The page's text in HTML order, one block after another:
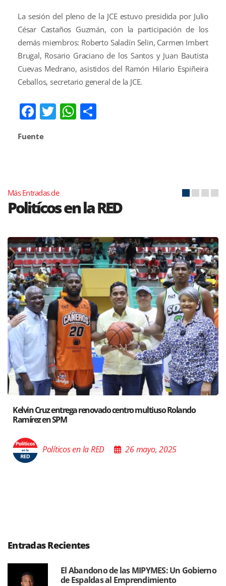
La sesión del pleno de la JCE estuvo presidida por Julio
César Castaños Guzmán, con la participación de los
demás miembros: Roberto Saladín Selin, Carmen Imbert
Brugal, Rosario Graciano de los Santos y Juan Bautista
Cuevas Medrano, asistidos del Ramón Hilario Espiñeira
Ceballos, secretario general de la JCE.
Facebook
TwitterWhatsApp
Fuente
Más Entradas de
Politícos en la RED
Kelvin Cruz entrega renovado centro multiuso Rolando
Ramírez en SPM
Políticos en la RED 26 mayo, 2025
Entradas Recientes
El Abandono de las MIPYMES: Un Gobierno
de Espaldas al Emprendimiento